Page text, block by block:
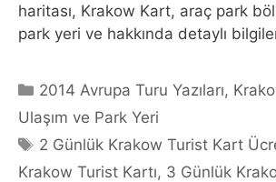
haritası, Krakow Kart, araç park
park yeri ve hakkında detaylı
Categories
2014 Avrupa Turu Yazıları,
Ulaşım ve Park Yeri
Tags
2 Günlük Krakow Turist Kart
Krakow Turist Kartı, 3 Günlük